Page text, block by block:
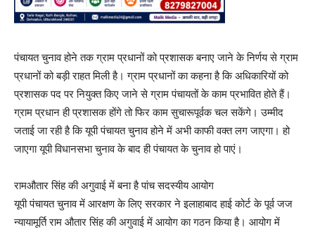
पंचायत चुनाव होने तक ग्राम प्रधानों को प्रशासक बनाए जाने के निर्णय से ग्राम
प्रधानों को बड़ी राहत मिली है। ग्राम प्रधानों का कहना है कि अधिकारियों को
प्रशासक पद पर नियुक्त किए जाने से ग्राम पंचायतों के काम प्रभावित होते हैं।
ग्राम प्रधान ही प्रशासक होंगे तो फिर काम सुचारूपूर्वक चल सकेंगे। उम्मीद
जताई जा रही है कि यूपी पंचायत चुनाव होने में अभी काफी वक्त लग जाएगा। हो
जाएगा यूपी विधानसभा चुनाव के बाद ही पंचायत के चुनाव हो पाएं।
रामऔतार सिंह की अगुवाई में बना है पांच सदस्यीय आयोग
यूपी पंचायत चुनाव में आरक्षण के लिए सरकार ने इलाहाबाद हाई कोर्ट के पूर्व जज
न्यायामूर्ति राम औतार सिंह की अगुवाई में आयोग का गठन किया है। आयोग में